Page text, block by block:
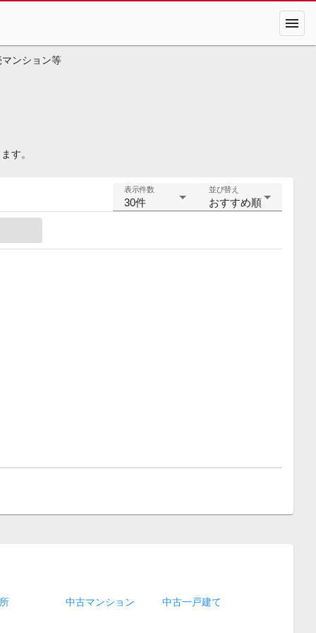
menu
ンション等
す。
表示件数
30件
並び替え
おすすめ順
中古マンション 中古一戸建て